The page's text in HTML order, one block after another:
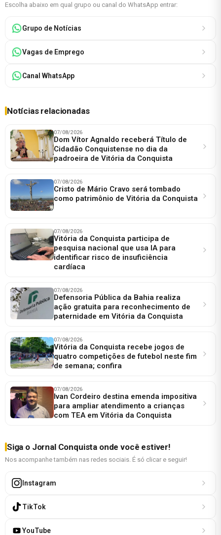
Escolha abaixo em qual grupo ou canal do WhatsApp entrar:
Grupo de Notícias
Vagas de Emprego
Canal WhatsApp
Notícias relacionadas
07/08/2026
Dom Vítor Agnaldo receberá Título de
Cidadão Conquistense no dia da
padroeira de Vitória da Conquista
07/08/2026
Cristo de Mário Cravo será tombado
como patrimônio de Vitória da Conquista
07/08/2026
Vitória da Conquista participa de
pesquisa nacional que usa IA para
identificar risco de insuficiência
cardíaca
07/08/2026
Defensoria Pública da Bahia realiza
ação gratuita para reconhecimento de
paternidade em Vitória da Conquista
07/08/2026
Vitória da Conquista recebe jogos de
quatro competições de futebol neste fim
de semana; confira
07/08/2026
Ivan Cordeiro destina emenda impositiva
para ampliar atendimento a crianças
com TEA em Vitória da Conquista
Siga o Jornal Conquista onde você estiver!
Nos acompanhe também nas redes sociais. É só clicar e seguir!
Instagram
TikTok
YouTube